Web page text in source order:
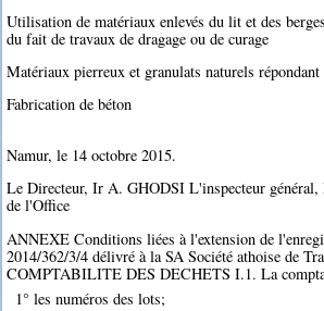
Utilisation de matériaux enlevés du lit et des
du fait de travaux de dragage ou de curage
Matériaux pierreux et granulats naturels
Fabrication de béton
Namur, le 14 octobre 2015.
Le Directeur, Ir A. GHODSI L'inspecteur
de l'Office
ANNEXE Conditions liées à l'extension de
2014/362/3/4 délivré à la SA Société athoise de
COMPTABILITE DES DECHETS I.1. La
1° les numéros des lots;